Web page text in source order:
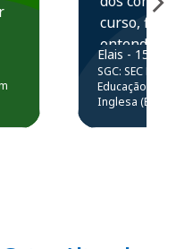
curso,
entender e
prática
resolução
questões.”
Elais - 15/07/
SGC: SEC BA
Educação
Inglesa (Edital